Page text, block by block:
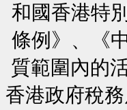
和國香港特
條例》、《
質範圍內的
香港政府稅